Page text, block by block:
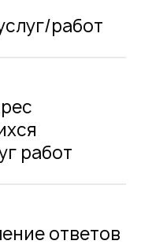
работ
работ
ответов